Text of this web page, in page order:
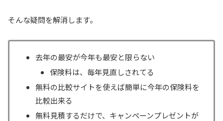
そんな疑問を解消します。
去年の最安が今年も最安と限らない
保険料は、毎年見直しされてる
無料の比較サイトを使えば簡単に今年の保険料を
比較出来る
無料見積するだけで、キャンペーンプレゼントが